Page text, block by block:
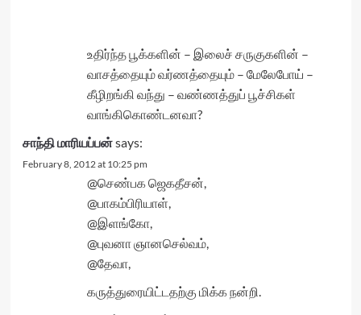
உதிர்ந்த பூக்களின் – இலைச் சருகுகளின் –
வாசத்தையும் வர்ணத்தையும் – மேலேபோய் –
கீழிறங்கி வந்து – வண்ணத்துப் பூச்சிகள்
வாங்கிகொண்டனவா?
சாந்தி மாரியப்பன்says:
February 8, 2012 at 10:25 pm
@செண்பக ஜெகதீசன்,
@பாகம்பிரியாள்,
@இளங்கோ,
@புவனா ஞானசெல்வம்,
@தேவா,
கருத்துரையிட்டதற்கு மிக்க நன்றி.